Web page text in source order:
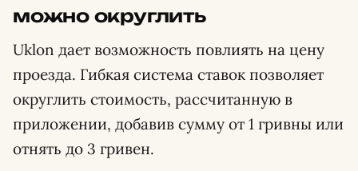
можно округлить
Uklon дает возможность повлиять на цену
проезда. Гибкая система ставок позволяет
округлить стоимость, рассчитанную в
приложении, добавив сумму от 1 гривны или
отнять до 3 гривен.